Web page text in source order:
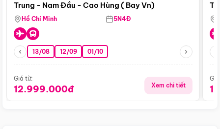
Trung - Nam Đầu - Cao Hùng ( Bay Vn)
Hồ Chí Minh 5N4Đ
13/08 12/09 01/10
Giá từ:
12.999.000đ Xem chi tiết